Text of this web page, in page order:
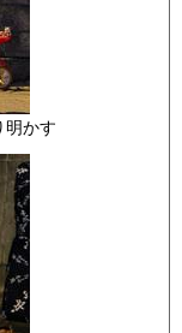
明かす